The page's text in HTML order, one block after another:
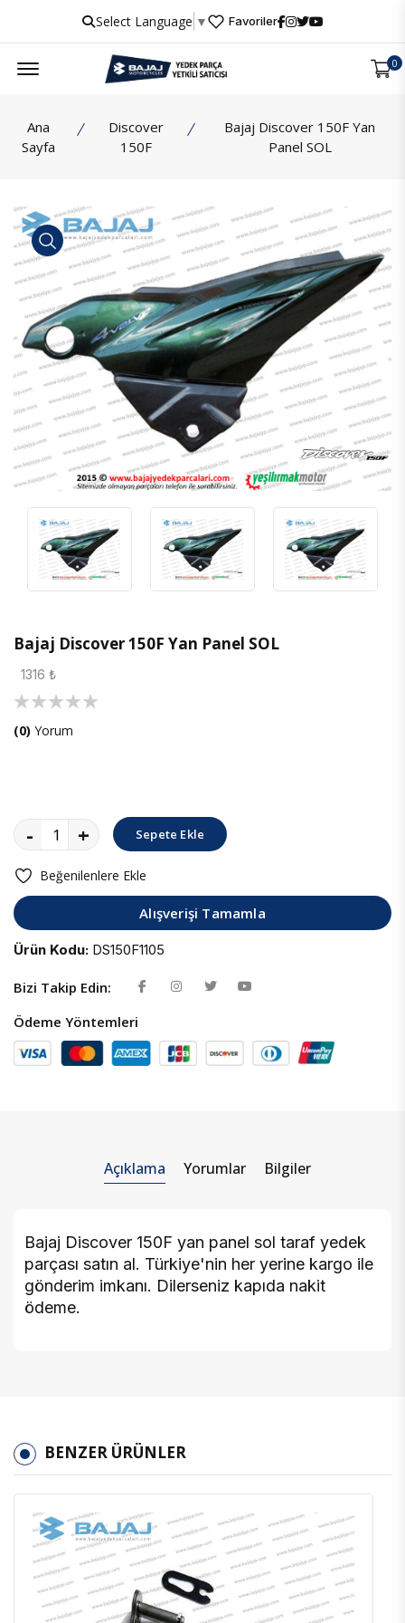
Select Language ▼ Favoriler
0
Ana
Sayfa
Discover
150F
Bajaj Discover 150F Yan
Panel SOL
İncele
Bajaj Discover 150F Yan Panel SOL
1316 ₺
(0) Yorum
- + Sepete Ekle
Beğenilenlere Ekle
Alışverişi Tamamla
Ürün Kodu: DS150F1105
Bizi Takip Edin:
Ödeme Yöntemleri
Açıklama Yorumlar Bilgiler
Bajaj Discover 150F yan panel sol taraf yedek
parçası satın al. Türkiye'nin her yerine kargo ile
gönderim imkanı. Dilerseniz kapıda nakit
ödeme.
BENZER ÜRÜNLER